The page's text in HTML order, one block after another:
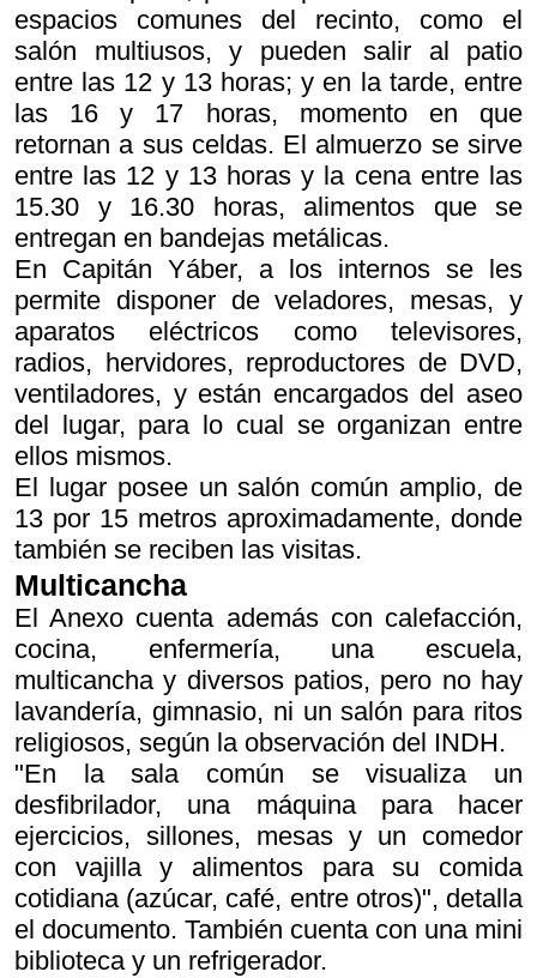
espacios comunes del recinto, como el
salón multiusos, y pueden salir al patio
entre las 12 y 13 horas; y en la tarde, entre
las 16 y 17 horas, momento en que
retornan a sus celdas. El almuerzo se sirve
entre las 12 y 13 horas y la cena entre las
15.30 y 16.30 horas, alimentos que se
entregan en bandejas metálicas.
En Capitán Yáber, a los internos se les
permite disponer de veladores, mesas, y
aparatos eléctricos como televisores,
radios, hervidores, reproductores de DVD,
ventiladores, y están encargados del aseo
del lugar, para lo cual se organizan entre
ellos mismos.
El lugar posee un salón común amplio, de
13 por 15 metros aproximadamente, donde
también se reciben las visitas.
Multicancha
El Anexo cuenta además con calefacción,
cocina, enfermería, una escuela,
multicancha y diversos patios, pero no hay
lavandería, gimnasio, ni un salón para ritos
religiosos, según la observación del INDH.
"En la sala común se visualiza un
desfibrilador, una máquina para hacer
ejercicios, sillones, mesas y un comedor
con vajilla y alimentos para su comida
cotidiana (azúcar, café, entre otros)", detalla
el documento. También cuenta con una mini
biblioteca y un refrigerador.